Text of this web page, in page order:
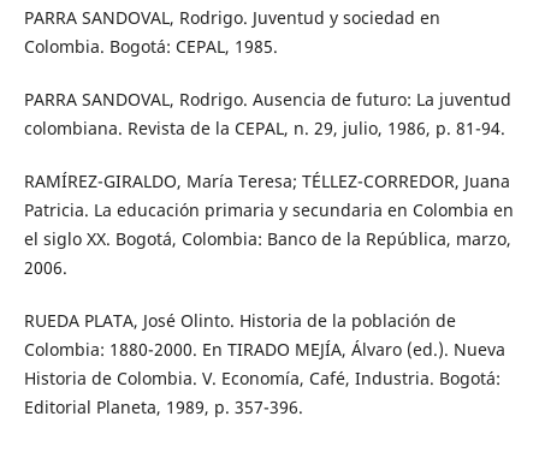
PARRA SANDOVAL, Rodrigo. Juventud y sociedad en
Colombia. Bogotá: CEPAL, 1985.
PARRA SANDOVAL, Rodrigo. Ausencia de futuro: La juventud
colombiana. Revista de la CEPAL, n. 29, julio, 1986, p. 81-94.
RAMÍREZ-GIRALDO, María Teresa; TÉLLEZ-CORREDOR, Juana
Patricia. La educación primaria y secundaria en Colombia en
el siglo XX. Bogotá, Colombia: Banco de la República, marzo,
2006.
RUEDA PLATA, José Olinto. Historia de la población de
Colombia: 1880-2000. En TIRADO MEJÍA, Álvaro (ed.). Nueva
Historia de Colombia. V. Economía, Café, Industria. Bogotá:
Editorial Planeta, 1989, p. 357-396.